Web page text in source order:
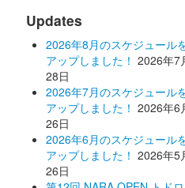
Updates
2026年8月のスケジュール
アップしました！ 2026年7
28日
2026年7月のスケジュール
アップしました！ 2026年6
26日
2026年6月のスケジュール
アップしました！ 2026年5
26日